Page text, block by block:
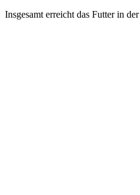
Insgesamt erreicht das Futter in